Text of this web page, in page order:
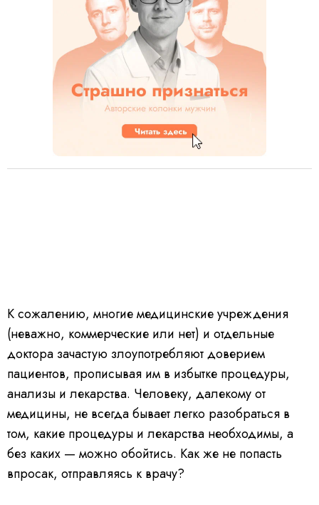
К сожалению, многие медицинские учреждения
(неважно, коммерческие или нет) и отдельные
доктора зачастую злоупотребляют доверием
пациентов, прописывая им в избытке процедуры,
анализы и лекарства. Человеку, далекому от
медицины, не всегда бывает легко разобраться в
том, какие процедуры и лекарства необходимы, а
без каких — можно обойтись. Как же не попасть
впросак, отправляясь к врачу?